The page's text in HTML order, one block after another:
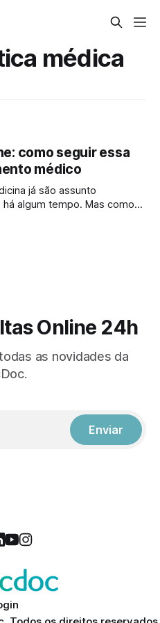
médica
como seguir essa
médico
já são assunto
algum tempo. Mas como
social esse
Online 24h
as novidades da
Enviar